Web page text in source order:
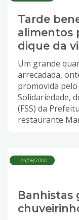
Tarde
alimentos
dique da
Um grande
arrecadada,
promovida
Solidariedade,
(FSS) da
restaurante
24/08/2000
Banhistas